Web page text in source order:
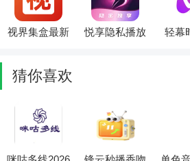
视界集盒最新
悦享隐私播放
轻幕
猜你喜欢